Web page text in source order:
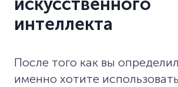
интеллекта
После того как вы
именно хотите